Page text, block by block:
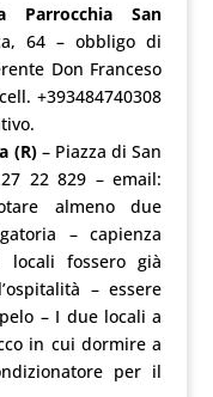
Parrocchia San
64 – obbligo di
Don Franceso
+393484740308
(R)– Piazza di San
22 829 – email:
almeno due
– capienza
fossero già
– essere
– I due locali a
in cui dormire a
per il